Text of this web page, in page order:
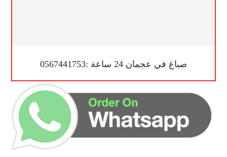
صباغ في عجمان 24 ساعة :0567441753